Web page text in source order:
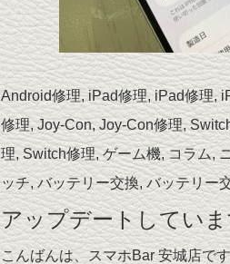
Android修理,iPad修理,iPad修理,
修理,Joy-Con,Joy-Con修理,
理,Switch修理,ゲーム機,コラム,
ッチ,バッテリー交換,バッテリー
アップデートしてい
こんばんは、スマホBar 安城店で